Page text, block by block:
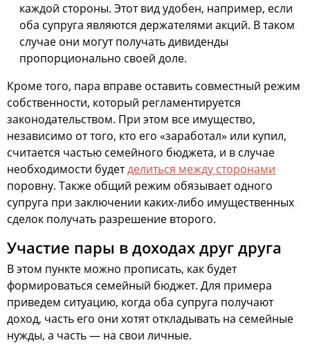
каждой стороны. Этот вид удобен, например, если
оба супруга являются держателями акций. В таком
случае они могут получать дивиденды
пропорционально своей доле.
Кроме того, пара вправе оставить совместный режим
собственности, который регламентируется
законодательством. При этом все имущество,
независимо от того, кто его «заработал» или купил,
считается частью семейного бюджета, и в случае
необходимости будетделиться между сторонами
поровну. Также общий режим обязывает одного
супруга при заключении каких-либо имущественных
сделок получать разрешение второго.
Участие пары в доходах друг друга
В этом пункте можно прописать, как будет
формироваться семейный бюджет. Для примера
приведем ситуацию, когда оба супруга получают
доход, часть его они хотят откладывать на семейные
нужды, а часть — на свои личные.